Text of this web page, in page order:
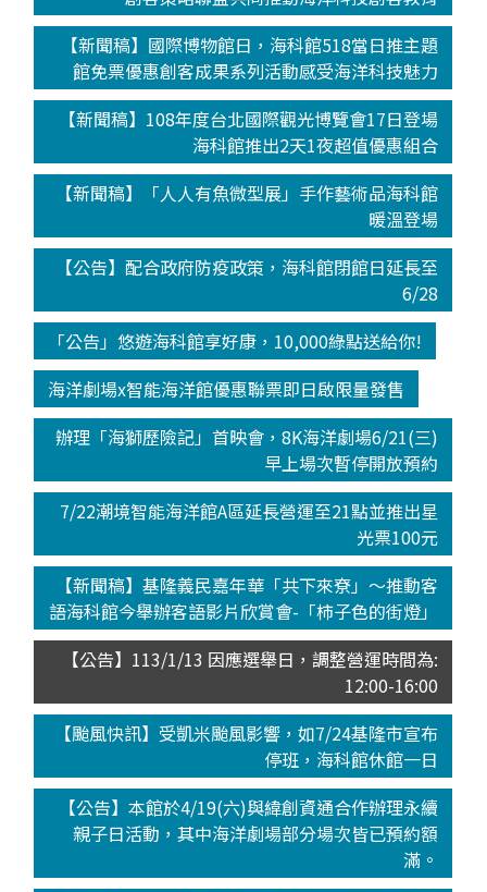
【新聞稿】國際博物館日，海科館518當日推主題
館免票優惠創客成果系列活動感受海洋科技魅力
【新聞稿】108年度台北國際觀光博覽會17日登場
海科館推出2天1夜超值優惠組合
【新聞稿】「人人有魚微型展」手作藝術品海科館
暖溫登場
【公告】配合政府防疫政策，海科館閉館日延長至
6/28
「公告」悠遊海科館享好康，10,000綠點送給你!
海洋劇場x智能海洋館優惠聯票即日啟限量發售
辦理「海獅歷險記」首映會，8K海洋劇場6/21(三)
早上場次暫停開放預約
7/22潮境智能海洋館A區延長營運至21點並推出星
光票100元
【新聞稿】基隆義民嘉年華「共下來尞」～推動客
語海科館今舉辦客語影片欣賞會-「柿子色的街燈」
【公告】113/1/13 因應選舉日，調整營運時間為:
12:00-16:00
【颱風快訊】受凱米颱風影響，如7/24基隆市宣布
停班，海科館休館一日
【公告】本館於4/19(六)與緯創資通合作辦理永續
親子日活動，其中海洋劇場部分場次皆已預約額
滿。